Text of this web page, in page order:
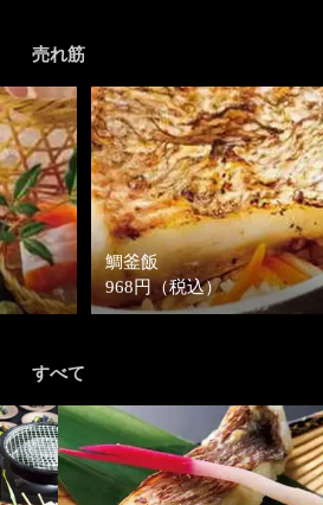
売れ筋
鯛釜飯
968円（税込）
すべて